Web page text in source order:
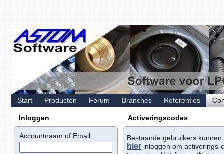
Start Producten Forum Branches Referenties
Inloggen
Accountnaam of Email:
Activeringscodes
Bestaande gebruikers kunnen
hier inloggen om activerings-